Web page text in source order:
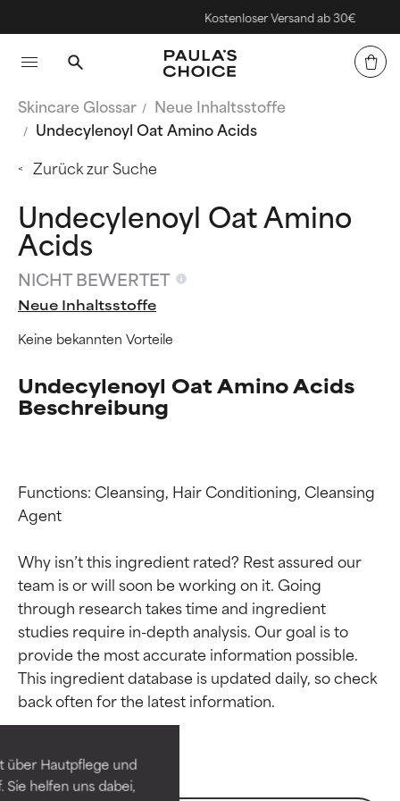
über Hautpflege und
helfen uns dabei,
Kostenloser Versand ab 30€
Skincare Glossar
Neue Inhaltsstoffe
Undecylenoyl Oat Amino Acids
Zurück zur Suche
Undecylenoyl Oat Amino
Acids
NICHT BEWERTET
Neue Inhaltsstoffe
Keine bekannten Vorteile
Undecylenoyl Oat Amino Acids
Beschreibung
Functions: Cleansing, Hair Conditioning, Cleansing
Agent
Why isn’t this ingredient rated? Rest assured our
team is or will soon be working on it. Going
through research takes time and ingredient
studies require in-depth analysis. Our goal is to
provide the most accurate information possible.
This ingredient database is updated daily, so check
Bewertung der
Inhaltsstoffe
Erwiesen und durch
unabhängige Studien belegt.
Bewertung der
Inhaltsstoffe
Erwiesen und durch
unabhängige Studien belegt.